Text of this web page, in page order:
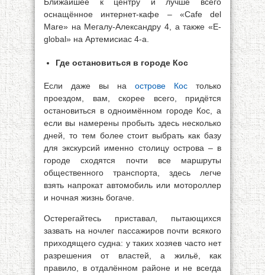
оснащённое интернет-кафе – «Cafe del
Mare» на Мегалу-Александру 4, а также «E-
global» на Артемисиас 4-а.
Где остановиться в городе Кос
Если даже вы на острове Кос только
проездом, вам, скорее всего, придётся
остановиться в одноимённом городе Кос, а
если вы намерены пробыть здесь несколько
дней, то тем более стоит выбрать как базу
для экскурсий именно столицу острова – в
городе сходятся почти все маршруты
общественного транспорта, здесь легче
взять напрокат автомобиль или мотороллер
и ночная жизнь богаче.
Остерегайтесь приставал, пытающихся
зазвать на ночлег пассажиров почти всякого
приходящего судна: у таких хозяев часто нет
разрешения от властей, а жильё, как
правило, в отдалённом районе и не всегда